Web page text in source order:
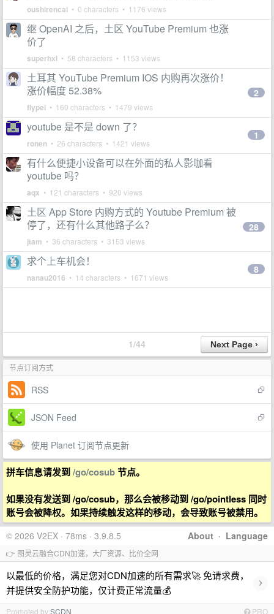
oushirencai • 0 characters • 1176 views
继 OpenAI 之后，土区 YouTube Premium 也涨
价了
superhxl • 58 characters • 1153 views
土耳其 YouTube Premium IOS 内购再次涨价！
涨价幅度 52.38%
flypei • 160 characters • 1479 views
2
youtube 是不是 down 了？
ronen • 26 characters • 1421 views
1
有什么便捷小设备可以在外面的私人影咖看
youtube 吗？
aqx • 121 characters • 920 views
土区 App Store 内购方式的 Youtube Premium 被
停了，还有什么其他路子么？
jtam • 36 characters • 3153 views
28
求个上车机会！
nanau2016 • 14 characters • 1671 views
8
1/44
节点订阅方式
RSS
JSON Feed
使用 Planet 订阅节点更新
拼车信息请发到/go/cosub节点。
如果没有发送到 /go/cosub，那么会被移动到 /go/pointless 同时
账号会被降权。如果持续触发这样的移动，会导致账号被禁用。
About · Language
© 2026 V2EX · 78ms · 3.9.8.5
👉 图灵云融合CDN加速，大厂资源、比价全网
以最低的价格，满足您对CDN加速的所有需求🚀 免请求费，
并提供安全防护功能，仅计费正常流量💰
›
Promoted bySCDN PRO